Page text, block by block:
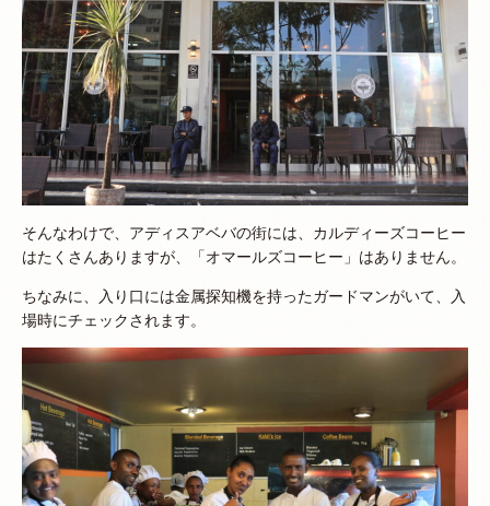
そんなわけで、アディスアベバの街には、カルディーズコーヒー
はたくさんありますが、「オマールズコーヒー」はありません。
ちなみに、入り口には金属探知機を持ったガードマンがいて、入
場時にチェックされます。